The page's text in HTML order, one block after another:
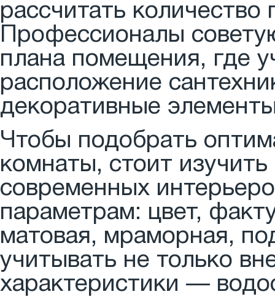
рассчитать
Профессионалы
плана помещения, где
расположение
декоративные
Чтобы подобрать
комнаты, стоит
современных
параметрам: цвет,
матовая, мраморная,
учитывать не только
характеристики —